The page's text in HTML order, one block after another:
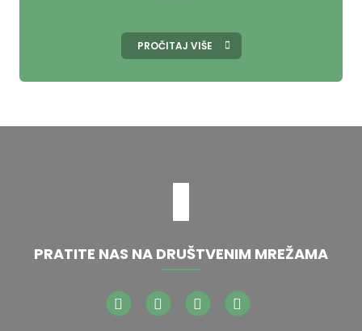
PROČITAJ VIŠE
PRATITE NAS NA DRUŠTVENIM MREŽAMA